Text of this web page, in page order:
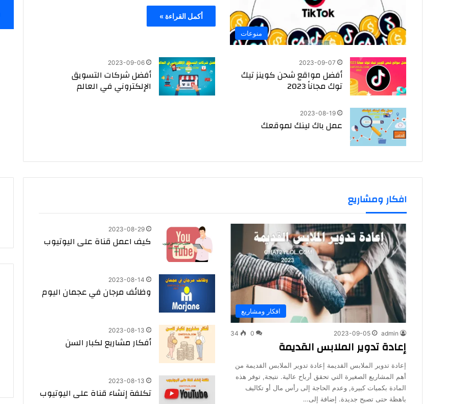
منوعات
أكمل القراءة »
2023-09-07
أفضل مواقع شحن كوينز تيك
توك مجاناً 2023
2023-09-06
أفضل شركات التسويق
الإلكتروني في العالم
2023-08-19
عمل باك لينك لموقعك
افكار ومشاريع
افكار ومشاريع
admin
2023-09-05
0
34
إعادة تدوير الملابس القديمة
إعادة تدوير الملابس القديمة إعادة تدوير الملابس القديمة من
أهم المشاريع الصغيرة التي تحقق أرباح عالية. نتيجة, توفر هذه
المادة بكميات كبيرة, وعدم الحاجة إلى رأس مال أو تكاليف
باهظة حتى تصبح جديدة. إضافة إلى…
2023-08-29
كيف اعمل قناة على اليوتيوب
2023-08-14
وظائف مرجان في عجمان اليوم
2023-08-13
أفكار مشاريع لكبار السن
2023-08-13
تكلفة إنشاء قناة على اليوتيوب